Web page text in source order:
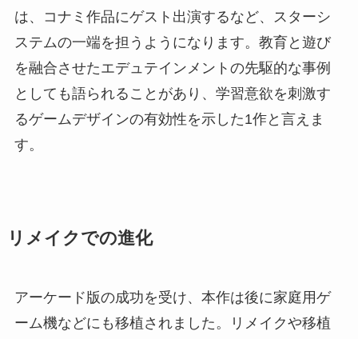
は、コナミ作品にゲスト出演するなど、スターシ
ステムの一端を担うようになります。教育と遊び
を融合させたエデュテインメントの先駆的な事例
としても語られることがあり、学習意欲を刺激す
るゲームデザインの有効性を示した1作と言えま
す。
リメイクでの進化
アーケード版の成功を受け、本作は後に家庭用ゲ
ーム機などにも移植されました。リメイクや移植